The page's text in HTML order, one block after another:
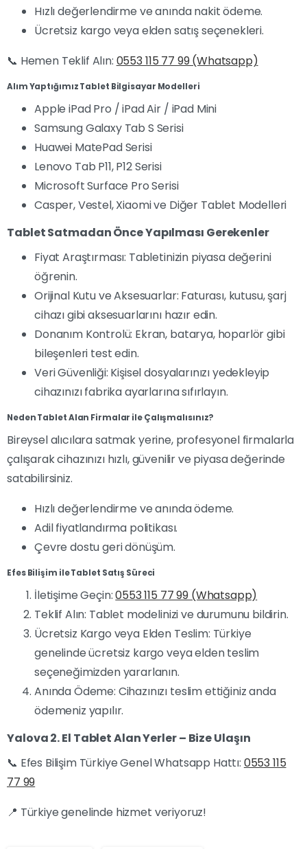
Hızlı değerlendirme ve anında nakit ödeme.
Ücretsiz kargo veya elden satış seçenekleri.
📞 Hemen Teklif Alın: 0553 115 77 99 (Whatsapp)
Alım Yaptığımız Tablet Bilgisayar Modelleri
Apple iPad Pro / iPad Air / iPad Mini
Samsung Galaxy Tab S Serisi
Huawei MatePad Serisi
Lenovo Tab P11, P12 Serisi
Microsoft Surface Pro Serisi
Casper, Vestel, Xiaomi ve Diğer Tablet Modelleri
Tablet Satmadan Önce Yapılması Gerekenler
Fiyat Araştırması: Tabletinizin piyasa değerini
öğrenin.
Orijinal Kutu ve Aksesuarlar: Faturası, kutusu, şarj
cihazı gibi aksesuarlarını hazır edin.
Donanım Kontrolü: Ekran, batarya, hoparlör gibi
bileşenleri test edin.
Veri Güvenliği: Kişisel dosyalarınızı yedekleyip
cihazınızı fabrika ayarlarına sıfırlayın.
Neden Tablet Alan Firmalar ile Çalışmalısınız?
Bireysel alıcılara satmak yerine, profesyonel firmalarla
çalışarak cihazınızı hızlı, güvenilir ve piyasa değerinde
satabilirsiniz.
Hızlı değerlendirme ve anında ödeme.
Adil fiyatlandırma politikası.
Çevre dostu geri dönüşüm.
Efes Bilişim ile Tablet Satış Süreci
İletişime Geçin:0553 115 77 99 (Whatsapp)
Teklif Alın: Tablet modelinizi ve durumunu bildirin.
Ücretsiz Kargo veya Elden Teslim: Türkiye
genelinde ücretsiz kargo veya elden teslim
seçeneğimizden yararlanın.
Anında Ödeme: Cihazınızı teslim ettiğiniz anda
ödemeniz yapılır.
Yalova 2. El Tablet Alan Yerler – Bize Ulaşın
📞 Efes Bilişim Türkiye Genel Whatsapp Hattı: 0553 115
77 99
📍 Türkiye genelinde hizmet veriyoruz!